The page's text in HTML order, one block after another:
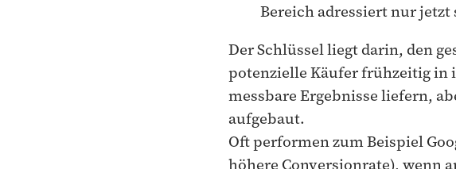
Bereich adressiert nur
Der Schlüssel liegt darin, den
potenzielle Käufer frühzeitig in
messbare Ergebnisse liefern,
aufgebaut.
Oft performen zum Beispiel
höhere Conversionrate), wenn